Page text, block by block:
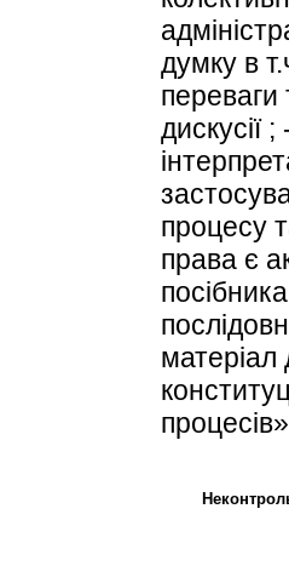
думку в
переваги
дискусії
процесу
права є
матеріал